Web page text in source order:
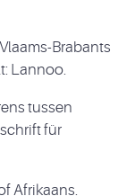
Brabants
Lannoo.
tussen
für
Afrikaans.